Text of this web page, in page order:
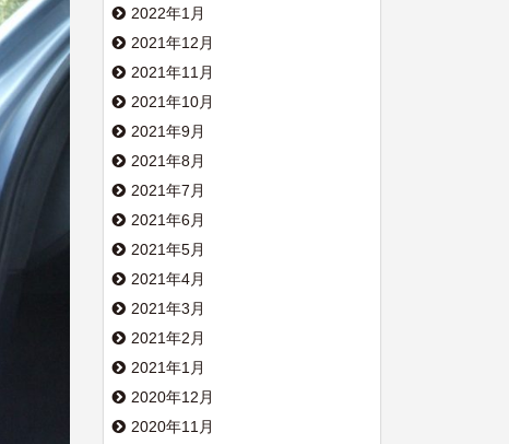
2022年1月
2021年12月
2021年11月
2021年10月
2021年9月
2021年8月
2021年7月
2021年6月
2021年5月
2021年4月
2021年3月
2021年2月
2021年1月
2020年12月
2020年11月